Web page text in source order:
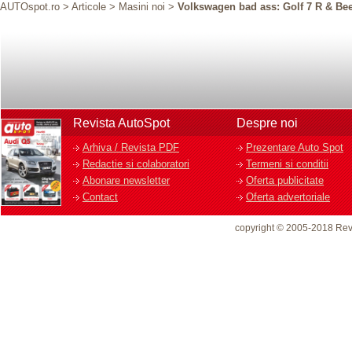
AUTOspot.ro > Articole > Masini noi > Volkswagen bad ass: Golf 7 R &
Revista AutoSpot
Arhiva / Revista PDF
Redactie si colaboratori
Abonare newsletter
Contact
Despre noi
Prezentare Auto Spot
Termeni si conditii
Oferta publicitate
Oferta advertoriale
copyright © 2005-2018